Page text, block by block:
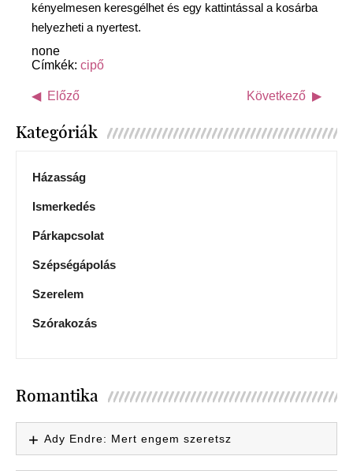
kényelmesen keresgélhet és egy kattintással a kosárba
helyezheti a nyertest.
none
Címkék: cipő
Előző Következő
Kategóriák
Házasság
Ismerkedés
Párkapcsolat
Szépségápolás
Szerelem
Szórakozás
Romantika
Ady Endre: Mert engem szeretsz